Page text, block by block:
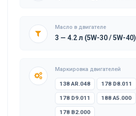
Масло в двигателе
3 — 4.2 л (5W-30 / 5W-40)
Маркировка двигателей
138 AR.048 178 D8.011
178 D9.011 188 A5.000
178 B2.000